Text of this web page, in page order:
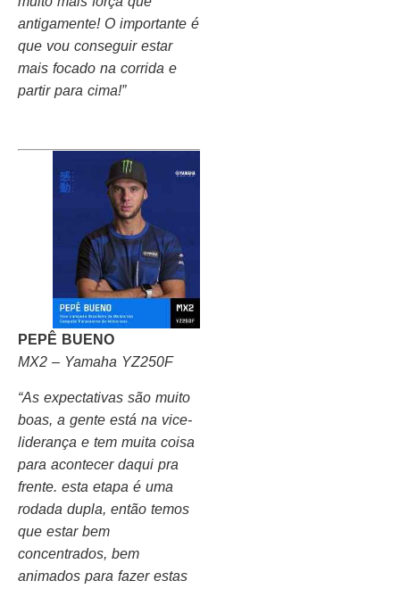
antigamente! O importante é
que vou conseguir estar
mais focado na corrida e
partir para cima!”
PEPÊ BUENO
MX2 – Yamaha YZ250F
“As expectativas são muito
boas, a gente está na vice-
liderança e tem muita coisa
para acontecer daqui pra
frente. esta etapa é uma
rodada dupla, então temos
que estar bem
concentrados, bem
animados para fazer estas